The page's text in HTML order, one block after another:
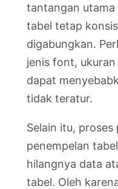
tantangan utama
tabel tetap
digabungkan.
jenis font,
dapat
tidak teratur.
Selain itu, proses
penempelan
hilangnya data
tabel. Oleh